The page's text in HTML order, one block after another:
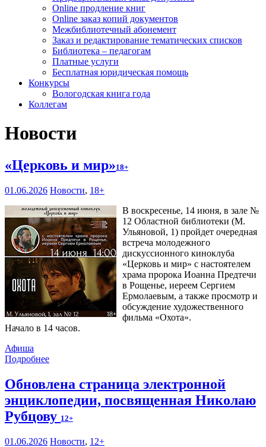
Online продление книг
Online заказ копий документов
Межбиблиотечный абонемент
Заказ и редактирование тематических списков
Библиотека – педагогам
Платные услуги
Бесплатная юридическая помощь
Конкурсы
Вологодская книга года
Коллегам
Новости
«Церковь и мир»18+
01.06.2026 Новости, 18+
В воскресенье, 14 июня, в зале №
12 Областной библиотеки (М.
Ульяновой, 1) пройдет очередная
встреча молодежного
дискуссионного киноклуба
«Церковь и мир» с настоятелем
храма пророка Иоанна Предтечи
в Рощенье, иереем Сергием
Ермолаевым, а также просмотр и
обсуждение художественного
фильма «Охота».
Начало в 14 часов.
Афиша
Подробнее
Обновлена страница электронной
энциклопедии, посвященная Николаю
Рубцову 12+
01.06.2026 Новости, 12+